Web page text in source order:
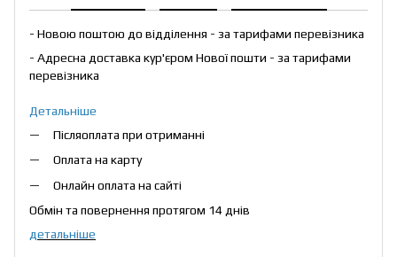
- Новою поштою до відділення - за тарифами перевізника
- Адресна доставка кур'єром Нової пошти - за тарифами
перевізника
Детальніше
Післяоплата при отриманні
Оплата на карту
Онлайн оплата на сайті
Обмін та повернення протягом 14 днів
детальніше